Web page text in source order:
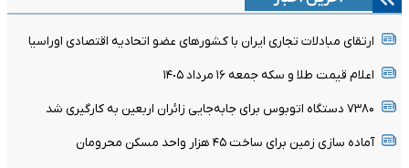
ارتقای مبادلات تجاری ایران با کشورهای عضو اتحادیه اقتصادی اوراسیا
اعلام قیمت طلا و سکه جمعه ١۶ مرداد ١۴٠۵
۷۳۸۰ دستگاه اتوبوس برای جابه‌جایی زائران اربعین به‌ کارگیری شد
آماده سازی زمین برای ساخت ۴۵ هزار واحد مسکن محرومان